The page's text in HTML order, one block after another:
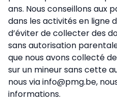
ans. Nous conseillons aux
dans les activités en ligne
d’éviter de collecter des
sans autorisation
que nous avons collecté
sur un mineur sans cette
nous via info@pmg.be,
informations.